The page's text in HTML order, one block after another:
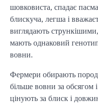
шовковиста, спадає
блискуча, легша і
виглядають
мають однаковий
вовни.
Фермери обирають
більше вовни за обсягом
цінують за блиск і